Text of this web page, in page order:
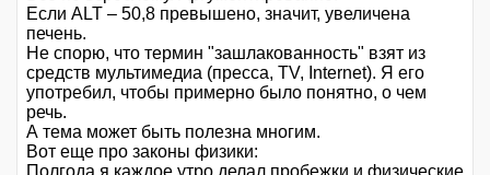
Если ALT – 50,8 превышено, значит, увеличена
печень.
Не спорю, что термин "зашлакованность" взят из
средств мультимедиа (пресса, TV, Internet). Я его
употребил, чтобы примерно было понятно, о чем
речь.
А тема может быть полезна многим.
Вот еще про законы физики:
Полгода я каждое утро делал пробежки и физические